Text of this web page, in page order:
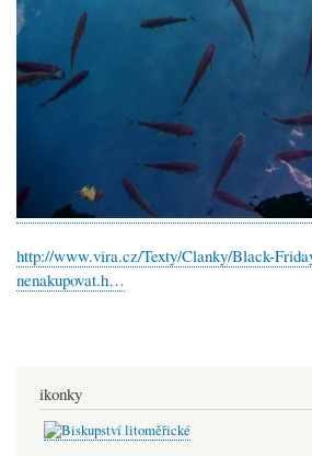
http://www.vira.cz/Texty/Clanky/Black-
nenakupovat.h…
ikonky